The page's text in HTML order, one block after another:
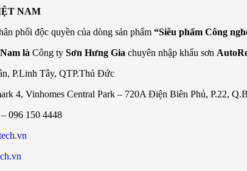
NAM
phối độc quyền của dòng sản phẩm “Siêu phẩm Công
là Công ty Sơn Hưng Gia chuyên nhập khẩu sơn
P.Linh Tây, QTP.Thủ Đức
Vinhomes Central Park – 720A Điện Biên Phủ, P.22,
150 4448